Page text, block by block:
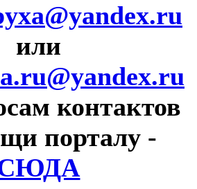
или
контактов
порталу -